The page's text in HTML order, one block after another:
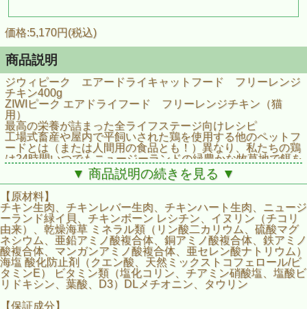
価格:5,170円(税込)
商品説明
ジウィピーク エアードライキャットフード フリーレンジ
チキン400g
ZIWIピーク エアドライフード フリーレンジチキン（猫
用）
最高の栄養が詰まった全ライフステージ向けレシピ
工場式畜産や屋内で平飼いされた鶏を使用する他のペットフ
ードとは（または人間用の食品とも！）異なり、私たちの鶏
は24時間いつでもニュージーランドの緑豊かな牧草地で餌を
探すことができる環境で道徳的に配慮した方法で放し飼いさ
れ、広い土地を動き回って育ちます。皆様と皆様の愛猫、ど
ちらにもご満足いただけるフードです。
■エアドライ さっとすくってあげるだけ
■鶏肉、内臓、ニュージーランド産緑イ貝
■放し飼い飼育
■抗生物質、成長ホルモン不使用
■穀類、砂糖、グリセリン不使用
▼ 商品説明の続きを見る ▼
【原材料】
チキン生肉、チキンレバー生肉、チキンハート生肉、ニュージ
ーランド緑イ貝、チキンボーン レシチン、イヌリン（チコリ
由来）、乾燥海草 ミネラル類（リン酸二カリウム、硫酸マグ
ネシウム、亜鉛アミノ酸複合体、銅アミノ酸複合体、鉄アミノ
酸複合体、マンガンアミノ酸複合体、亜セレン酸ナトリウム）
海塩 酸化防止剤（クエン酸、天然ミックストコフェロール/ビ
タミンE） ビタミン類（塩化コリン、チアミン硝酸塩、塩酸ビ
リドキシン、葉酸、D3）DLメチオニン、タウリン
【保証成分】